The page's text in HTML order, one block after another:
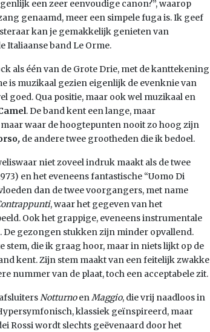
een zeer eenvoudige canon?”, waarop
genaamd, meer een simpele fuga is. Ik geef
kan je gemakkelijk genieten van
Italiaanse band Le Orme.
als één van de Grote Drie, met de kanttekening
is muzikaal gezien eigenlijk de evenknie van
goed. Qua positie, maar ook wel muzikaal en
. De band kent een lange, maar
waar de hoogtepunten nooit zo hoog zijn
, de andere twee grootheden die ik bedoel.
niet zoveel indruk maakt als de twee
en het eveneens fantastische “Uomo Di
dan de twee voorgangers, met name
, waar het gegeven van het
Ook het grappige, eveneens instrumentale
De gezongen stukken zijn minder opvallend.
die ik graag hoor, maar in niets lijkt op de
kent. Zijn stem maakt van een feitelijk zwakke
nummer van de plaat, toch een acceptabele zit.
NotturnoenMaggio, die vrij naadloos in
klassiek geïnspireerd, maar
Rossi wordt slechts geëvenaard door het